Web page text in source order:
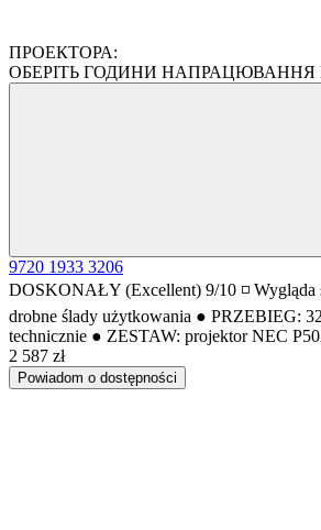
ПРОЕКТОРА:
ОБЕРІТЬ ГОДИНИ НАПРАЦЮВАННЯ
9720 1933 3206
DOSKONAŁY (Excellent) 9/10 ◽ Wygląda
drobne ślady użytkowania ● PRZEBIEG:
technicznie ● ZESTAW: projektor NEC
2 587 zł
Powiadom o dostępności